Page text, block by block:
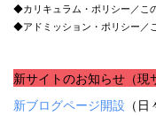
◆カリキュラム・ポリシー／こ
◆アドミッション・ポリシー／
新サイトのお知らせ（現
新ブログページ開設 （